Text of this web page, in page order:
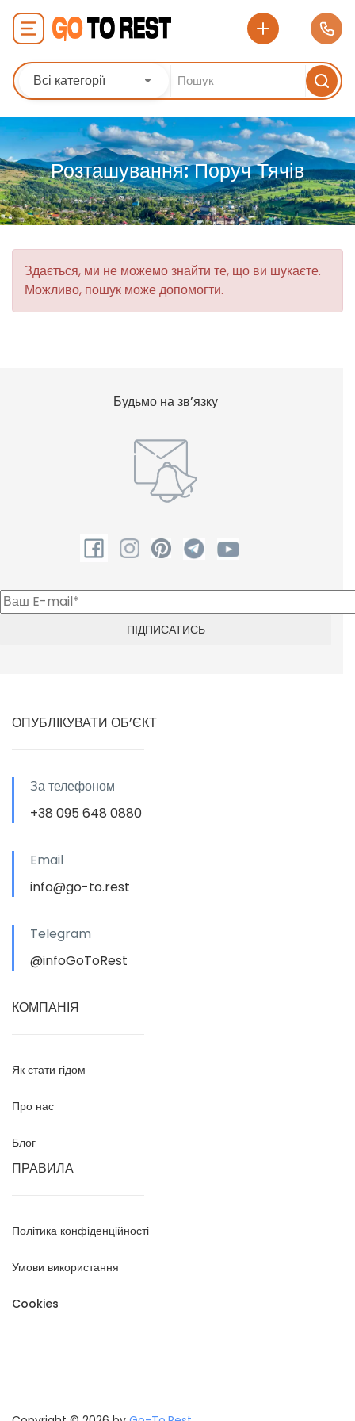
Всі категорії
Розташування:Поруч Тячів
Здається, ми не можемо знайти те, що ви шукаєте.
Можливо, пошук може допомогти.
Будьмо на зв’язку
ОПУБЛІКУВАТИ ОБ’ЄКТ
За телефоном
+38 095 648 0880
Email
info@go-to.rest
Telegram
@infoGoToRest
КОМПАНІЯ
Як стати гідом
Про нас
Блог
ПРАВИЛА
Політика конфіденційності
Умови використання
Cookies